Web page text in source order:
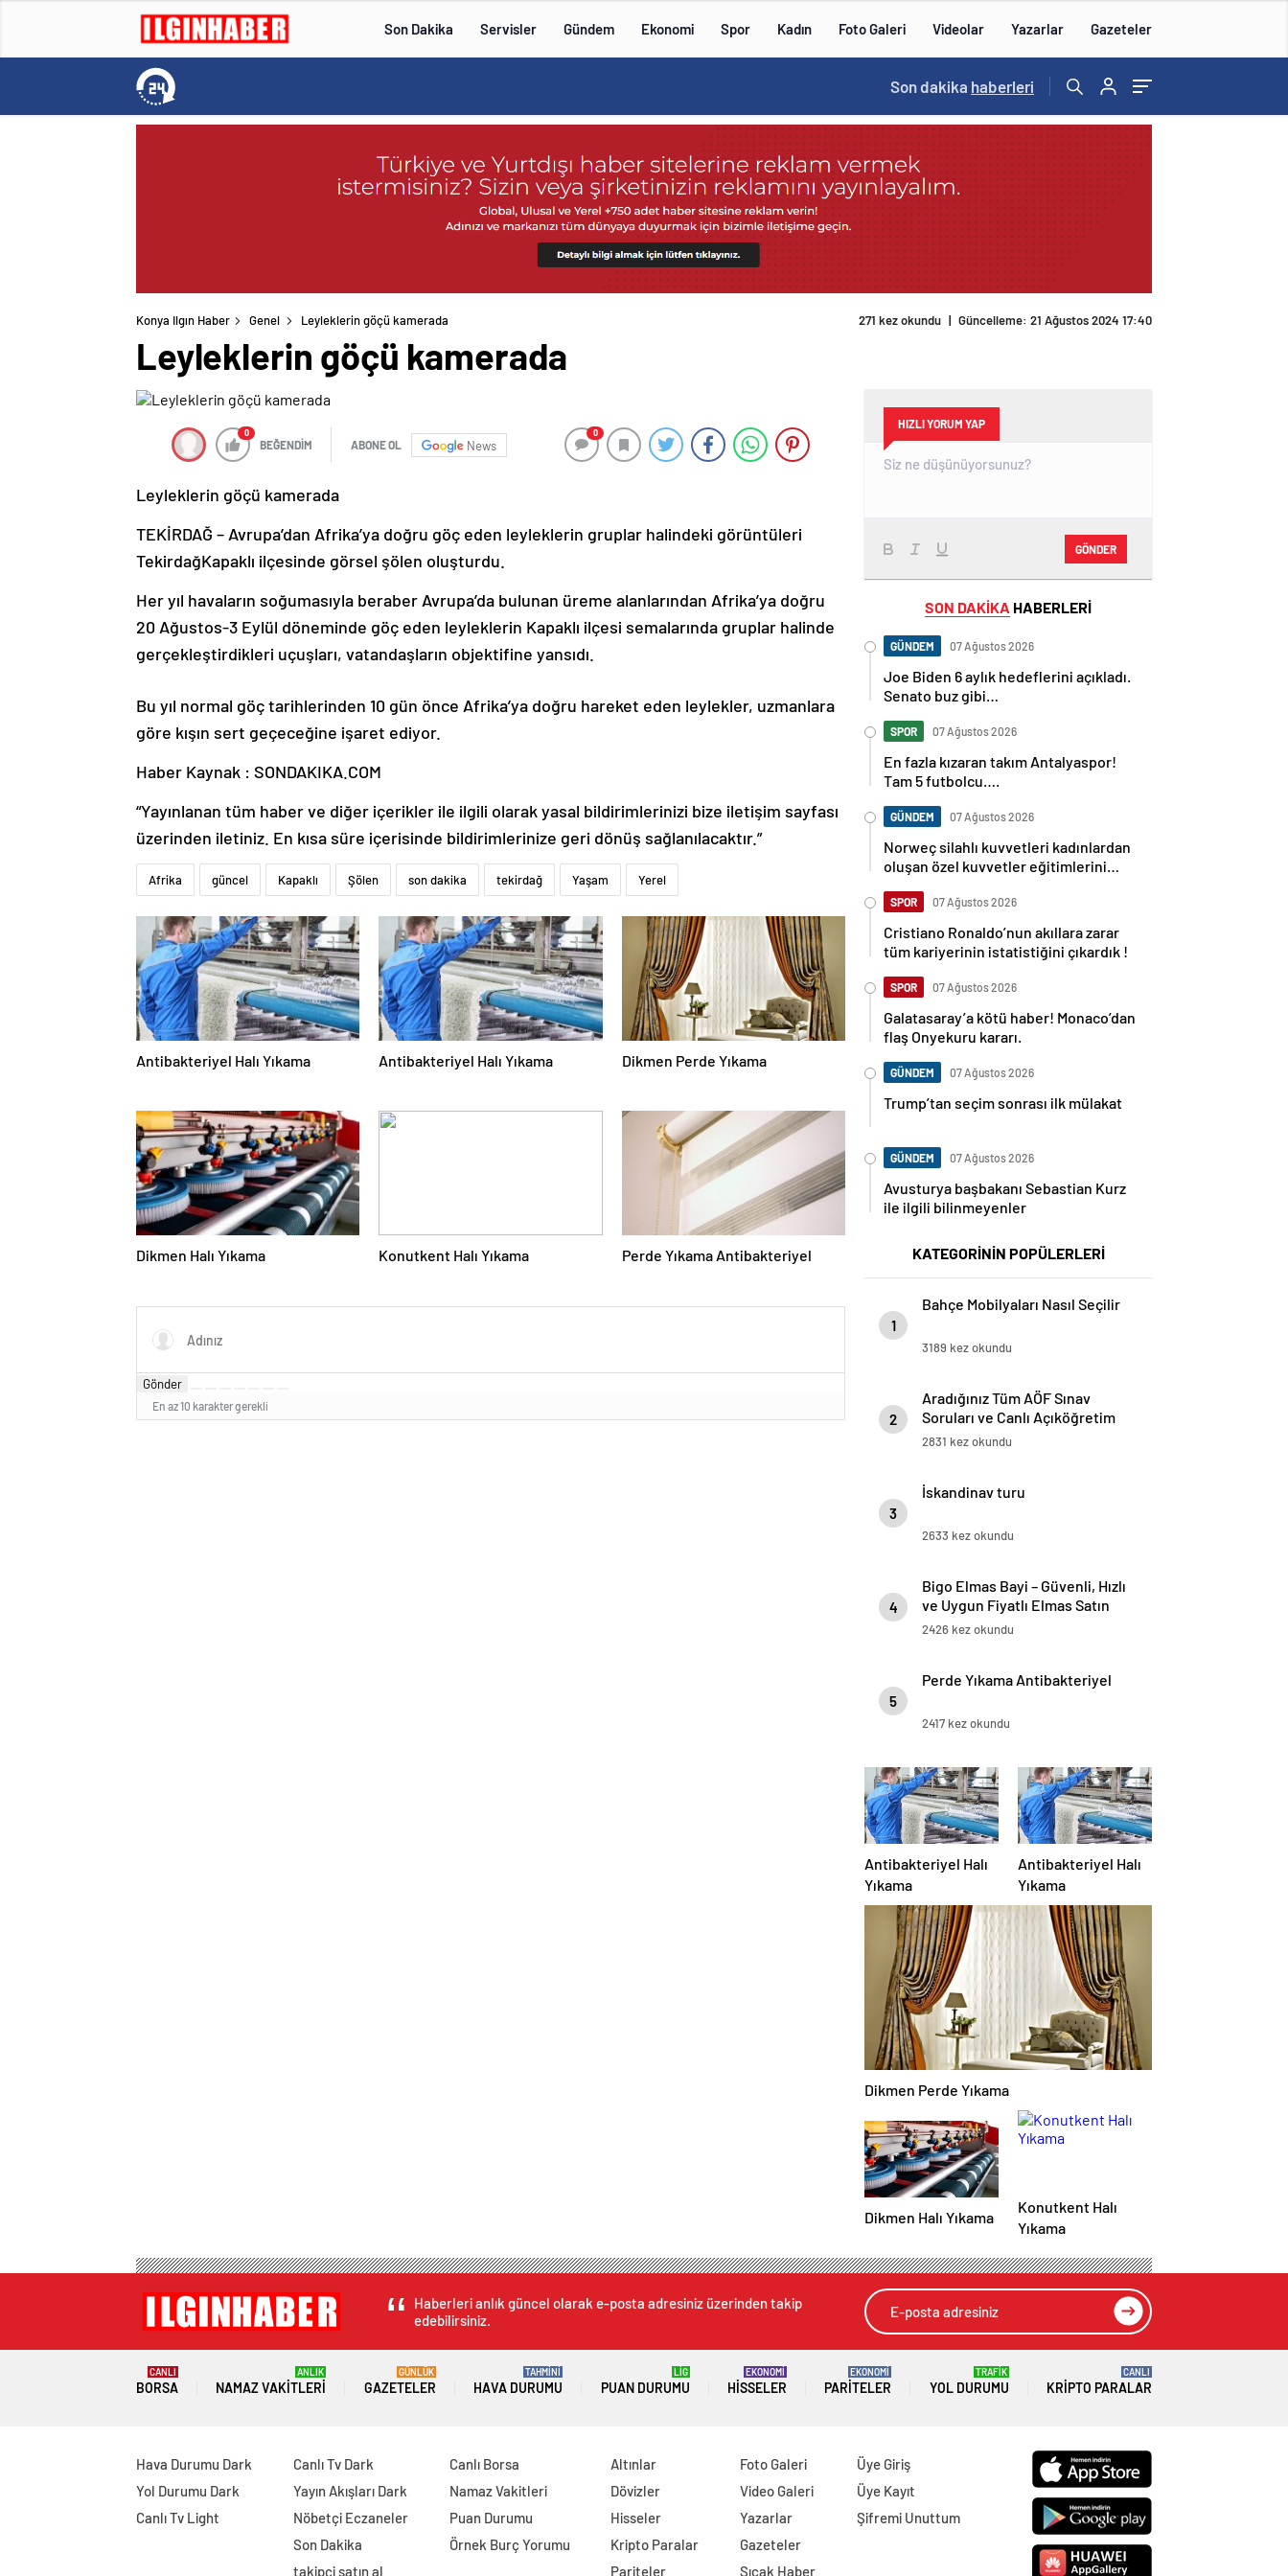
Son Dakika Servisler Gündem Ekonomi Spor Kadın Foto Galeri Videolar Yazarlar Gazeteler
Son dakika haberleri
Konya Ilgın Haber Genel Leyleklerin göçü kamerada 271 kez okundu | Güncelleme: 21 Ağustos 2024 17:40
Leyleklerin göçü kamerada
0
BEĞENDİM ABONE OL News
0
Leyleklerin göçü kamerada
TEKİRDAĞ – Avrupa’dan Afrika’ya doğru göç eden leyleklerin gruplar halindeki görüntüleri
TekirdağKapaklı ilçesinde görsel şölen oluşturdu.
Her yıl havaların soğumasıyla beraber Avrupa’da bulunan üreme alanlarından Afrika’ya doğru
20 Ağustos-3 Eylül döneminde göç eden leyleklerin Kapaklı ilçesi semalarında gruplar halinde
gerçekleştirdikleri uçuşları, vatandaşların objektifine yansıdı.
Bu yıl normal göç tarihlerinden 10 gün önce Afrika’ya doğru hareket eden leylekler, uzmanlara
göre kışın sert geçeceğine işaret ediyor.
Haber Kaynak : SONDAKIKA.COM
“Yayınlanan tüm haber ve diğer içerikler ile ilgili olarak yasal bildirimlerinizi bize iletişim sayfası
üzerinden iletiniz. En kısa süre içerisinde bildirimlerinize geri dönüş sağlanılacaktır.”
Afrika güncel Kapaklı Şölen son dakika tekirdağ Yaşam Yerel
Antibakteriyel Halı Yıkama Antibakteriyel Halı Yıkama Dikmen Perde Yıkama
Dikmen Halı Yıkama Konutkent Halı Yıkama Perde Yıkama Antibakteriyel
Gönder
En az 10 karakter gerekli
HIZLI YORUM YAP
GÖNDER
SON DAKİKA HABERLERİ
GÜNDEM 07 Ağustos 2026
Joe Biden 6 aylık hedeflerini açıkladı.
Senato buz gibi…
SPOR 07 Ağustos 2026
En fazla kızaran takım Antalyaspor!
Tam 5 futbolcu….
GÜNDEM 07 Ağustos 2026
Norweç silahlı kuvvetleri kadınlardan
oluşan özel kuvvetler eğitimlerini
SPOR 07 Ağustos 2026
Cristiano Ronaldo’nun akıllara zarar
tüm kariyerinin istatistiğini çıkardık !
SPOR 07 Ağustos 2026
Galatasaray’a kötü haber! Monaco’dan
flaş Onyekuru kararı.
GÜNDEM 07 Ağustos 2026
Trump’tan seçim sonrası ilk mülakat
GÜNDEM 07 Ağustos 2026
Avusturya başbakanı Sebastian Kurz
ile ilgili bilinmeyenler
KATEGORİNİN POPÜLERLERİ
1
Bahçe Mobilyaları Nasıl Seçilir
3189 kez okundu
2
Aradığınız Tüm AÖF Sınav
Soruları ve Canlı Açıköğretim
Forumu Burada
2831 kez okundu
3
İskandinav turu
2633 kez okundu
4
Bigo Elmas Bayi – Güvenli, Hızlı
ve Uygun Fiyatlı Elmas Satın
Almanın Yeni Adresi
2426 kez okundu
5
Perde Yıkama Antibakteriyel
2417 kez okundu
Antibakteriyel Halı
Yıkama
Antibakteriyel Halı
Yıkama
Dikmen Perde Yıkama
Dikmen Halı Yıkama
Konutkent Halı
Yıkama
Haberleri anlık güncel olarak e-posta adresiniz üzerinden takip
edebilirsiniz.
BORSA
CANLI
NAMAZ VAKITLERI
ANLIK
GAZETELER
GÜNLÜK
HAVA DURUMU
TAHMİNİ
PUAN DURUMU
LİG
HISSELER
EKONOMİ
PARITELER
EKONOMİ
YOL DURUMU
TRAFİK
KRIPTO PARALAR
CANLI
Hava Durumu Dark
Yol Durumu Dark
Canlı Tv Light
Canlı Tv Dark
Yayın Akışları Dark
Nöbetçi Eczaneler
Son Dakika
takipçi satın al
Canlı Borsa
Namaz Vakitleri
Puan Durumu
Örnek Burç Yorumu
Altınlar
Dövizler
Hisseler
Kripto Paralar
Pariteler
Foto Galeri
Video Galeri
Yazarlar
Gazeteler
Sıcak Haber
Üye Giriş
Üye Kayıt
Şifremi Unuttum